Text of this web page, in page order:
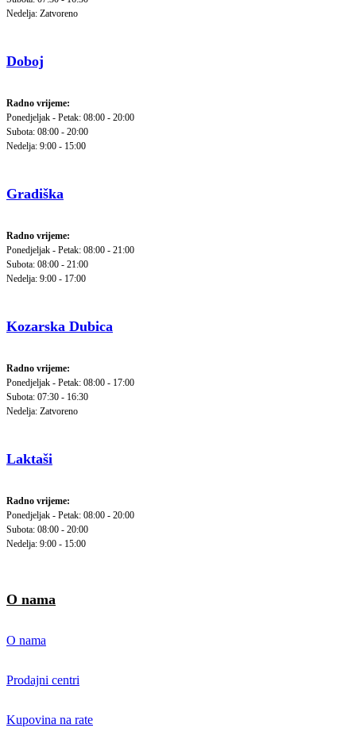
Nedelja: Zatvoreno
Doboj
Radno vrijeme:
Ponedjeljak - Petak: 08:00 - 20:00
Subota: 08:00 - 20:00
Nedelja: 9:00 - 15:00
Gradiška
Radno vrijeme:
Ponedjeljak - Petak: 08:00 - 21:00
Subota: 08:00 - 21:00
Nedelja: 9:00 - 17:00
Kozarska Dubica
Radno vrijeme:
Ponedjeljak - Petak: 08:00 - 17:00
Subota: 07:30 - 16:30
Nedelja: Zatvoreno
Laktaši
Radno vrijeme:
Ponedjeljak - Petak: 08:00 - 20:00
Subota: 08:00 - 20:00
Nedelja: 9:00 - 15:00
O nama
O nama
Prodajni centri
Kupovina na rate